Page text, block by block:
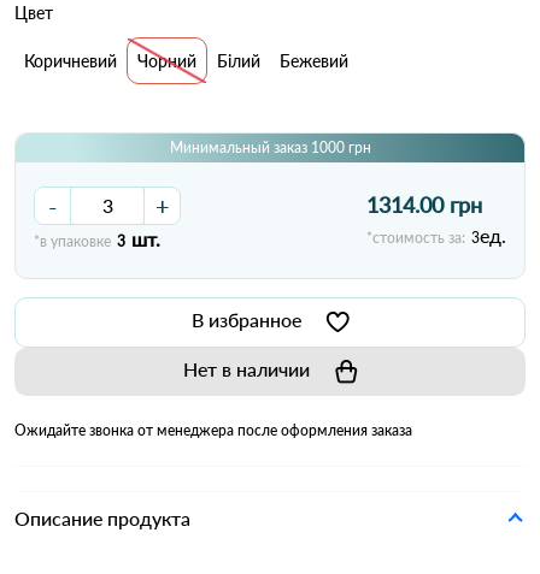
Цвет
Коричневий Чорний Білий Бежевий
Минимальный заказ 1000 грн
- +
*в упаковке 3 шт.
1314.00 грн
*стоимость за: 3ед.
В избранное
Нет в наличии
Ожидайте звонка от менеджера после оформления заказа
Описание продукта